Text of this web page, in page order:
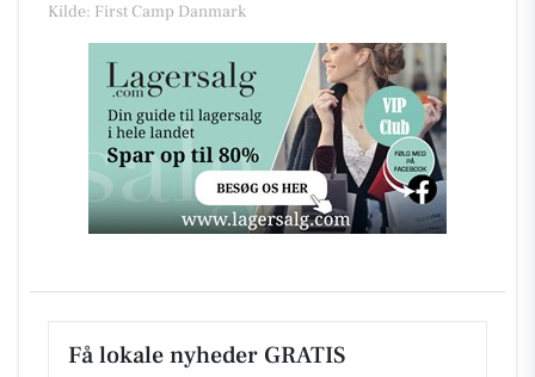
Kilde: First Camp Danmark
Få lokale nyheder GRATIS